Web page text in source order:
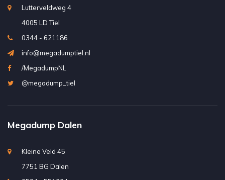
Lutterveldweg 4
4005 LD Tiel
0344 - 621186
info@megadumptiel.nl
/MegadumpNL
@megadump_tiel
Megadump Dalen
Kleine Veld 45
7751 BG Dalen